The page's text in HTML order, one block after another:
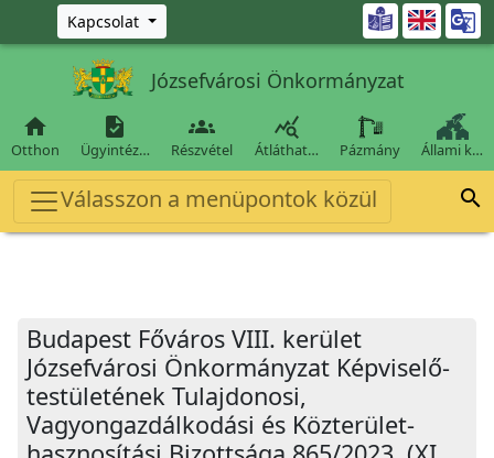
Ugrás a fő tartalomra
Kapcsolat 
Józsefvárosi Önkormányzat

Otthon

Ügyintéz…

Részvétel

Átláthat… Pázmány Állami k…
Válasszon a menüpontok közül 
Budapest Főváros VIII. kerület
Józsefvárosi Önkormányzat Képviselő-
testületének Tulajdonosi,
Vagyongazdálkodási és Közterület-